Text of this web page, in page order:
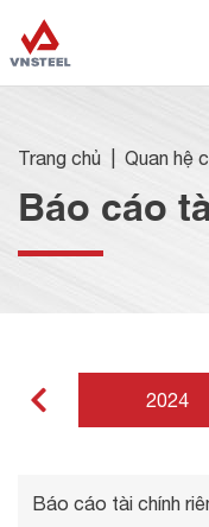
Trang chủ Quan hệ
Báo cáo
2024
Báo cáo tài chính